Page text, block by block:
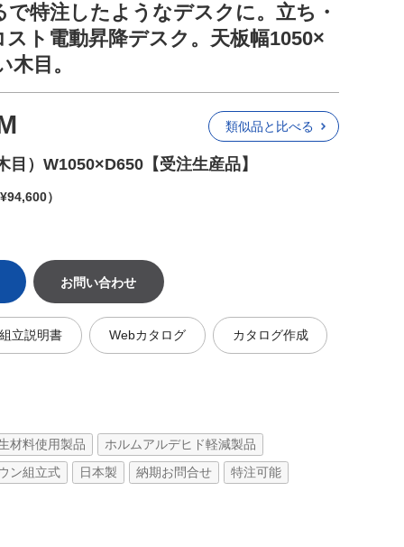
特注したようなデスクに。立ち・
ト電動昇降デスク。天板幅1050×
目。
）W1050×D650【受注生産品】
類似品と比べる
）
お問い合わせ
立説明書 Webカタログ カタログ作成
材料使用製品 ホルムアルデヒド軽減製品
ン組立式 日本製 納期お問合せ 特注可能